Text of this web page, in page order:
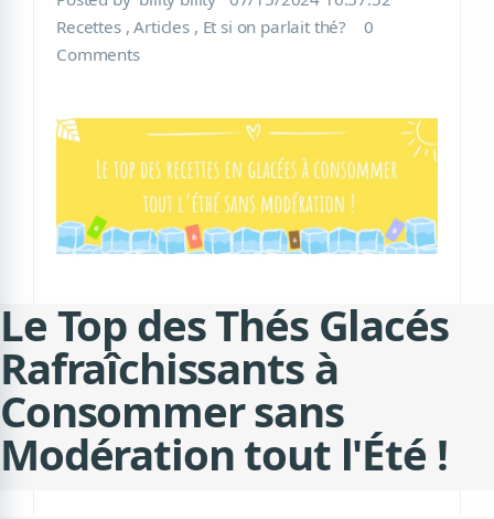
Recettes ,Articles , Et si on parlait thé?
0
Comments
Le Top des Thés Glacés
Rafraîchissants à
Consommer sans
Modération tout l'Été !